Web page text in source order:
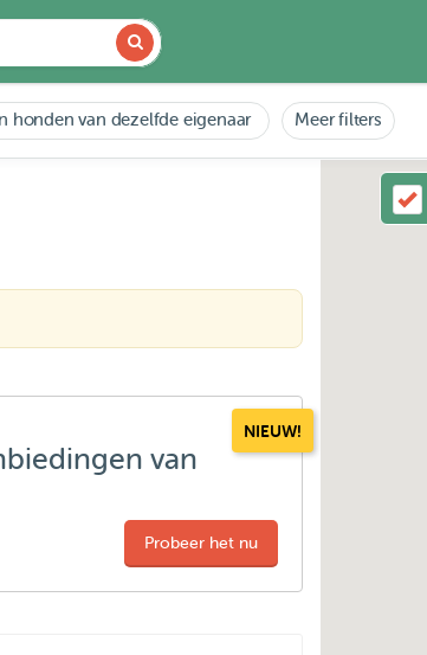
honden van dezelfde eigenaar Meer filters
NIEUW!
van
Probeer het nu